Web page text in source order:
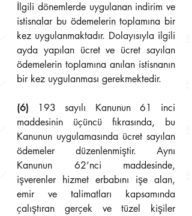
İlgili dönemlerde uygulanan indirim ve
istisnalar bu ödemelerin toplamına bir
kez uygulanmaktadır. Dolayısıyla ilgili
ayda yapılan ücret ve ücret sayılan
ödemelerin toplamına anılan istisnanın
bir kez uygulanması gerekmektedir.
(6) 193 sayılı Kanunun 61 inci
maddesinin üçüncü fıkrasında, bu
Kanunun uygulamasında ücret sayılan
ödemeler düzenlenmiştir. Aynı
Kanunun 62’nci maddesinde,
işverenler hizmet erbabını işe alan,
emir ve talimatları kapsamında
çalıştıran gerçek ve tüzel kişiler